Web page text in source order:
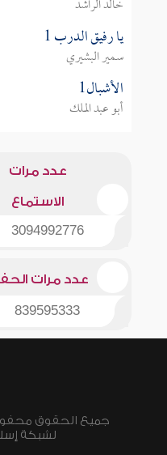
خالد الراشد
يا رفيق الدرب 1
سمير البشيري
الأشبال1
أبو عبد الملك
عدد مرات
الاستماع
3094992776
عدد مرات
839595333
لشبكة